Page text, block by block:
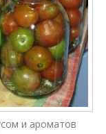
и ароматов